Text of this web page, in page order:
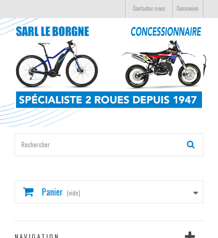
Connexion
Contactez-nous
Panier (vide)